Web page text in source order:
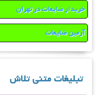
خریدار ضایعات در تهران
آرمین ضایعات
تبلیغات متنی تلاش